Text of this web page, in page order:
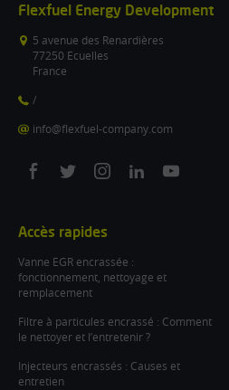
Flexfuel Energy Development
5 avenue des Renardières
77250 Ecuelles
France
/
info@flexfuel-company.com
On
On
On
On
On
Accès rapides
Vanne EGR encrassée :
fonctionnement, nettoyage et
remplacement
Filtre à particules encrassé : Comment
le nettoyer et l’entretenir ?
Injecteurs encrassés : Causes et
entretien